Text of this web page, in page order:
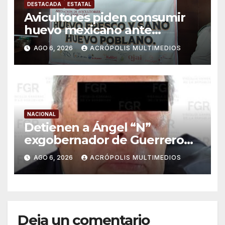
DESTACADA ESTATAL
Avicultores piden consumir
huevo mexicano ante
importaciones
AGO 6, 2026 ACRÓPOLIS MULTIMEDIOS
NACIONAL
Detienen a Ángel “N”
exgobernador de Guerrero
por caso Ayotzinapa
AGO 6, 2026 ACRÓPOLIS MULTIMEDIOS
Deja un comentario